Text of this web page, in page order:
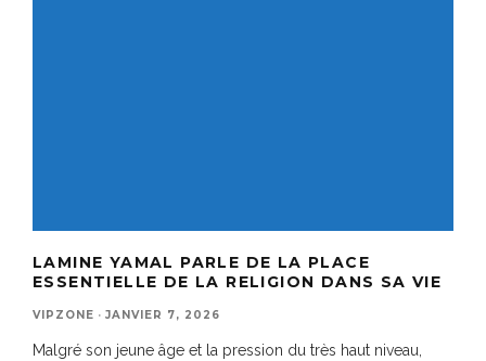
LAMINE YAMAL PARLE DE LA PLACE
ESSENTIELLE DE LA RELIGION DANS SA VIE
VIPZONE · JANVIER 7, 2026
Malgré son jeune âge et la pression du très haut niveau,